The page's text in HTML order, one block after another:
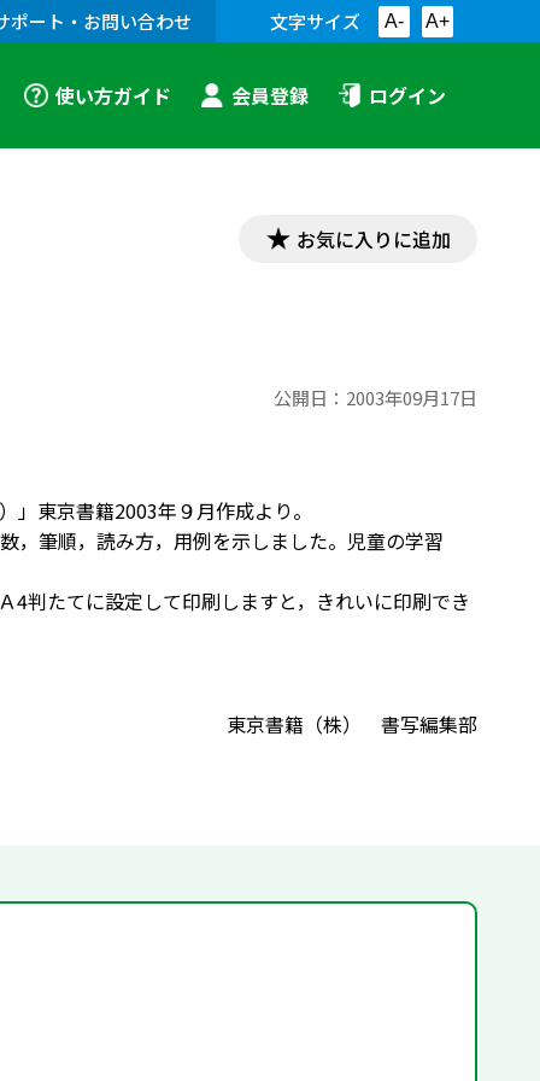
ポート・お問い合わせ 文字サイズ A- A+
使い方ガイド 会員登録 ログイン
お気に入りに追加
公開日： 2003年09月17日
東京書籍2003年９月作成より。
，筆順，読み方，用例を示しました。児童の学習
4判たてに設定して印刷しますと，きれいに印刷でき
東京書籍（株） 書写編集部